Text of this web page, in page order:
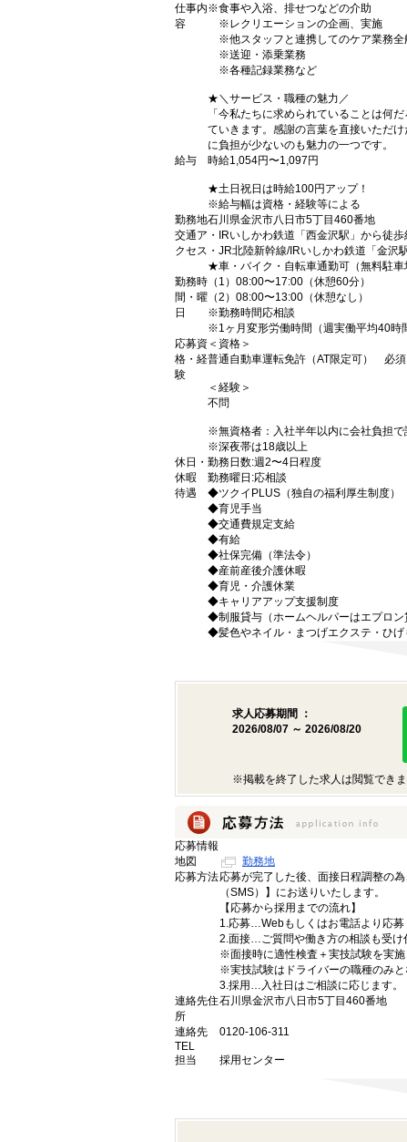
仕事内
容
※食事や入浴、排せつなどの介助
※レクリエーションの企画、実施
※他スタッフと連携してのケア業務全
※送迎・添乗業務
※各種記録業務など
★＼サービス・職種の魅力／
「今私たちに求められていることは何
ていきます。感謝の言葉を直接いただ
に負担が少ないのも魅力の一つです。
給与
時給1,054円〜1,097円
★土日祝日は時給100円アップ！
※給与幅は資格・経験等による
勤務地石川県金沢市八日市5丁目460番地
交通ア
クセス
・IRいしかわ鉄道「西金沢駅」から徒
・JR北陸新幹線/IRいしかわ鉄道「金
★車・バイク・自転車通勤可（無料駐車
勤務時
間・曜
日
（1）08:00〜17:00（休憩60分）
（2）08:00〜13:00（休憩なし）
※勤務時間応相談
※1ヶ月変形労働時間（週実働平均40時
応募資
格・経
験
＜資格＞
普通自動車運転免許（AT限定可） 必須
＜経験＞
不問
※無資格者：入社半年以内に会社負担
※深夜帯は18歳以上
休日・
休暇
勤務日数:週2〜4日程度
勤務曜日:応相談
待遇
◆ツクイPLUS（独自の福利厚生制度）
◆育児手当
◆交通費規定支給
◆有給
◆社保完備（準法令）
◆産前産後介護休暇
◆育児・介護休業
◆キャリアアップ支援制度
◆制服貸与（ホームヘルパーはエプロン
◆髪色やネイル・まつげエクステ・ひ
求人応募期間 ：
2026/08/07 ～ 2026/08/20
※掲載を終了した求人は閲覧でき
応募情報
地図
勤務地
応募方法応募が完了した後、面接日程調整の
（SMS）】にお送りいたします。
【応募から採用までの流れ】
1.応募…Webもしくはお電話より応募
2.面接…ご質問や働き方の相談も受け
※面接時に適性検査＋実技試験を実施
※実技試験はドライバーの職種のみと
3.採用…入社日はご相談に応じます。
連絡先住
所
石川県金沢市八日市5丁目460番地
連絡先
TEL
0120-106-311
担当 採用センター